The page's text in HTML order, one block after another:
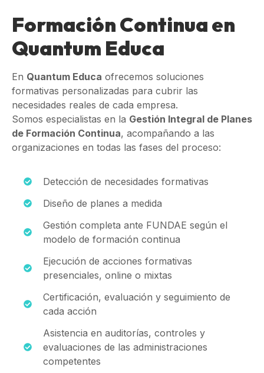
Formación Continua en
Quantum Educa
En Quantum Educa ofrecemos soluciones
formativas personalizadas para cubrir las
necesidades reales de cada empresa.
Somos especialistas en la Gestión Integral de Planes
de Formación Continua, acompañando a las
organizaciones en todas las fases del proceso:
Detección de necesidades formativas
Diseño de planes a medida
Gestión completa ante FUNDAE según el
modelo de formación continua
Ejecución de acciones formativas
presenciales, online o mixtas
Certificación, evaluación y seguimiento de
cada acción
Asistencia en auditorías, controles y
evaluaciones de las administraciones
competentes